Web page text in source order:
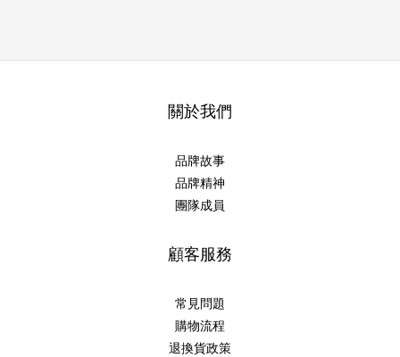
關於我們
品牌故事
品牌精神
團隊成員
顧客服務
常見問題
購物流程
退換貨政策